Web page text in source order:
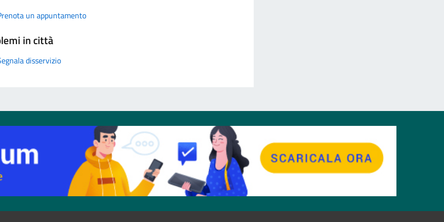
un appuntamento
in città
disservizio